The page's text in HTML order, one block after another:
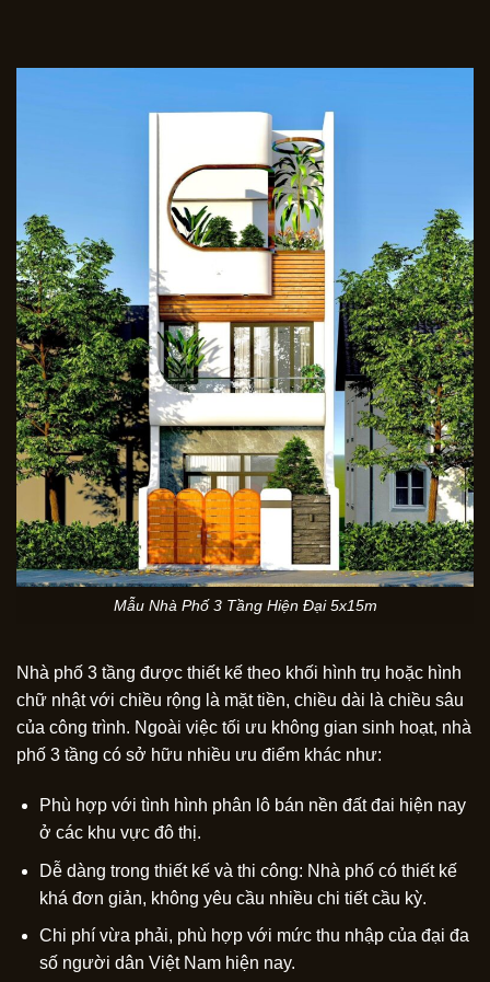
Mẫu Nhà Phố 3 Tầng Hiện Đại 5x15m
Nhà phố 3 tầng được thiết kế theo khối hình trụ hoặc hình
chữ nhật với chiều rộng là mặt tiền, chiều dài là chiều sâu
của công trình. Ngoài việc tối ưu không gian sinh hoạt, nhà
phố 3 tầng có sở hữu nhiều ưu điểm khác như:
Phù hợp với tình hình phân lô bán nền đất đai hiện nay
ở các khu vực đô thị.
Dễ dàng trong thiết kế và thi công: Nhà phố có thiết kế
khá đơn giản, không yêu cầu nhiều chi tiết cầu kỳ.
Chi phí vừa phải, phù hợp với mức thu nhập của đại đa
số người dân Việt Nam hiện nay.